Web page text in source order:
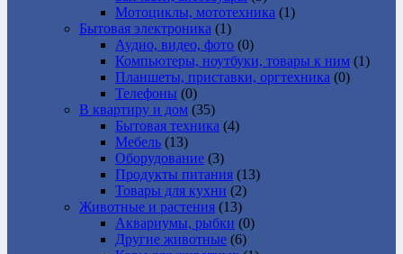
Мотоциклы, мототехника (1)
Бытовая электроника (1)
Аудио, видео, фото (0)
Компьютеры, ноутбуки, товары к ним (1)
Планшеты, приставки, оргтехника (0)
Телефоны (0)
В квартиру и дом (35)
Бытовая техника (4)
Мебель (13)
Оборудование (3)
Продукты питания (13)
Товары для кухни (2)
Животные и растения (13)
Аквариумы, рыбки (0)
Другие животные (6)